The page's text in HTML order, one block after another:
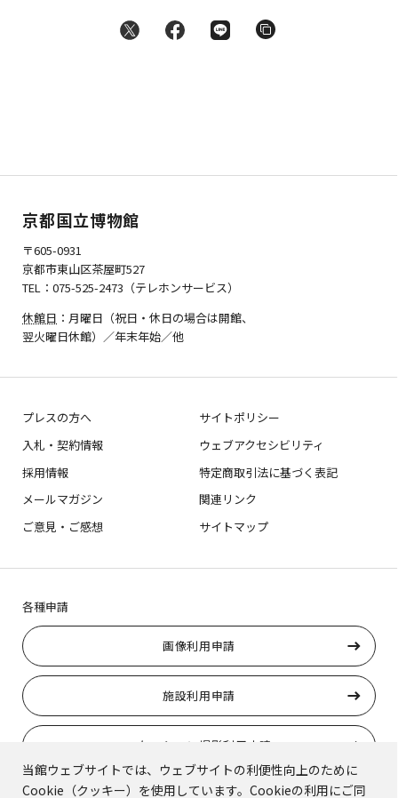
当館ウェブサイトでは、ウェブサイトの利便性向上のために
Cookie（クッキー）を使用しています。Cookieの利用にご同
京都国立博物館
〒605-0931
京都市東山区茶屋町527
TEL：075-525-2473（テレホンサービス）
休館日 ：月曜日（祝日・休日の場合は開館、
翌火曜日休館）／年末年始／他
プレスの方へ
サイトポリシー
入札・契約情報
ウェブアクセシビリティ
採用情報
特定商取引法に基づく表記
メールマガジン
関連リンク
ご意見・ご感想
サイトマップ
各種申請
画像利用申請
施設利用申請
ロケーション撮影利用申請